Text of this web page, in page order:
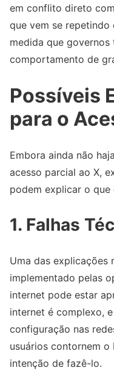
em conflito direto
que vem se
medida que governos
comportamento de
Possíveis
para o
Embora ainda não
acesso parcial ao X,
podem explicar o que
1. Falhas
Uma das explicações
implementado pelas
internet pode estar
internet é complexo,
configuração nas
usuários contornem o
intenção de fazê-lo.